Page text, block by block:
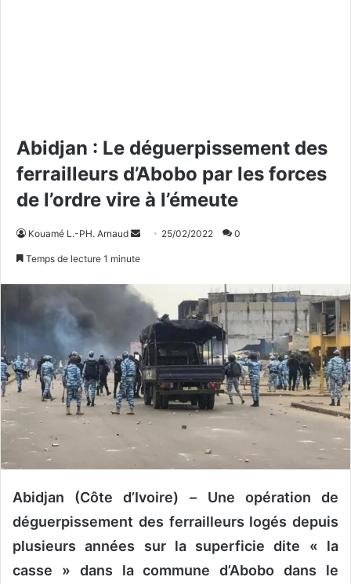
Abidjan : Le déguerpissement des
ferrailleurs d’Abobo par les forces
de l’ordre vire à l’émeute
Kouamé L.-PH. Arnaud
e
r
u
n
c
i
e
25/02/2022 0
Temps de lecture 1 minute
Abidjan (Côte d’Ivoire) –
Une opération de
déguerpissement des ferrailleurs logés depuis
plusieurs années sur la superficie dite « la
casse » dans la commune d’Abobo dans le